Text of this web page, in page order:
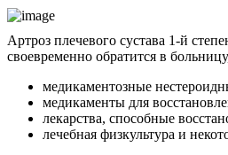
Артроз плечевого сустава 1-й
своевременно обратится в
медикаментозные
медикаменты для
лекарства, способные
лечебная физкультура и